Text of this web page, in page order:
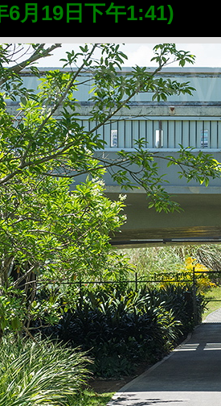
6月19日下午1:41)